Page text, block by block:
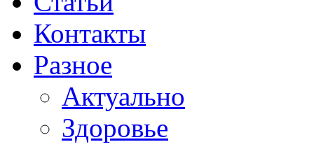
Контакты
Разное
Актуально
Здоровье